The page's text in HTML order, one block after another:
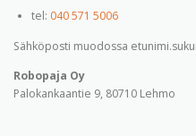
tel: 040 571 5006
Sähköposti muodossa
Robopaja Oy
Palokankaantie 9, 80710 Lehmo